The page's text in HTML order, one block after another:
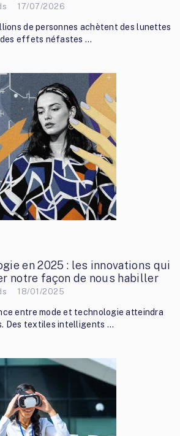
17/07/2026
de personnes achètent des lunettes
effets néfastes …
en 2025 : les innovations qui
notre façon de nous habiller
18/01/2025
entre mode et technologie atteindra
Des textiles intelligents …